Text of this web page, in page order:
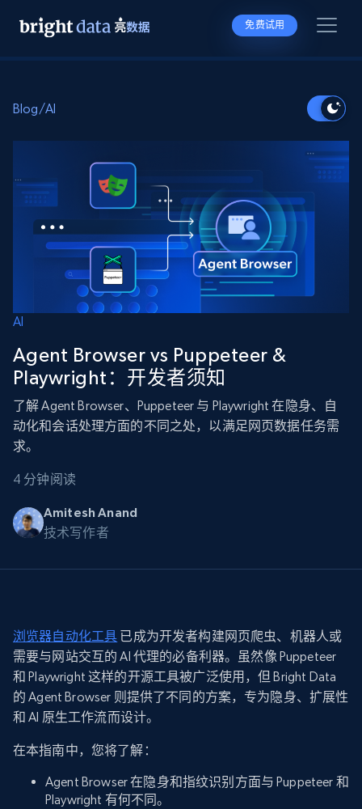
免费试用
Blog/AI
AI
Agent Browser vs Puppeteer &
Playwright：开发者须知
了解 Agent Browser、Puppeteer 与 Playwright 在隐身、自
动化和会话处理方面的不同之处，以满足网页数据任务需
求。
4 分钟阅读
Amitesh Anand
技术写作者
浏览器自动化工具 已成为开发者构建网页爬虫、机器人或
需要与网站交互的 AI 代理的必备利器。虽然像 Puppeteer
和 Playwright 这样的开源工具被广泛使用，但 Bright Data
的 Agent Browser 则提供了不同的方案，专为隐身、扩展性
和 AI 原生工作流而设计。
在本指南中，您将了解：
Agent Browser 在隐身和指纹识别方面与 Puppeteer 和
Playwright 有何不同。